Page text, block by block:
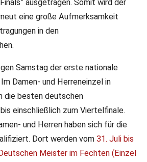
ihren nationalen
in Dresden ausgetragen.
ausgetragen. Somit wird der
eine große Aufmerksamkeit
in den
Samstag der erste nationale
Damen- und Herreneinzel in
die besten deutschen
einschließlich zum Viertelfinale.
und Herren haben sich für die
Dort werden vom 31. Juli bis
Meister im Fechten (Einzel